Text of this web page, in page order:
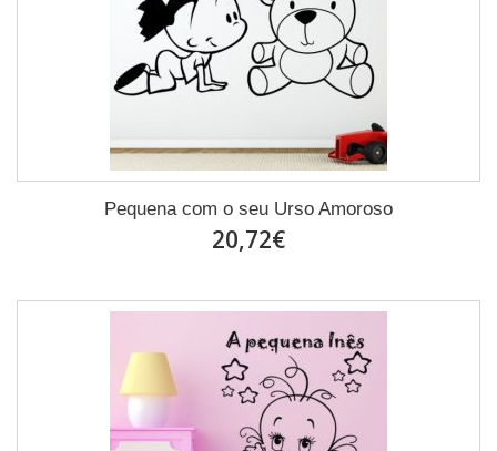
Pequena com o seu Urso Amoroso
20,72€